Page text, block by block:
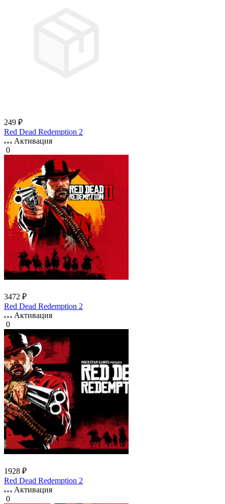
249 ₽
Red Dead Redemption 2
Активация
0
3472 ₽
Red Dead Redemption 2
Активация
0
1928 ₽
Red Dead Redemption 2
Активация
0